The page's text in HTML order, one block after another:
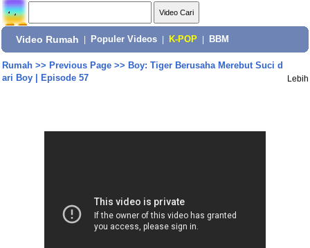
Video Rumah Populer Videos K-POP BBM
Rumah>> Previous Page>> Boy: Tiger Berusaha Merebut Suci d
ari Boy | Episode 57
Lebih